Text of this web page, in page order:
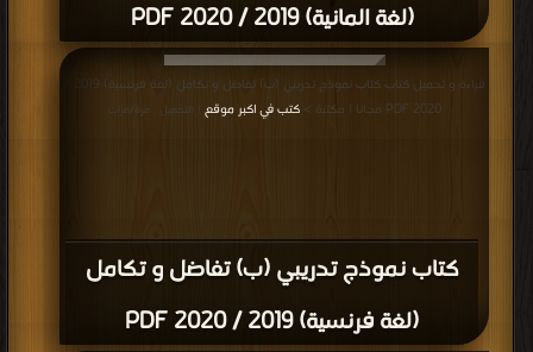
(لغة المانية) 2019 / 2020 PDF
كتاب نموذج تدريبي (ب) تفاضل و تكامل
(لغة فرنسية) 2019 / 2020 PDF
2020 PDF مجانا | مكتبة >
كتب في اكبر موقع | التحميل : مرة/مرات